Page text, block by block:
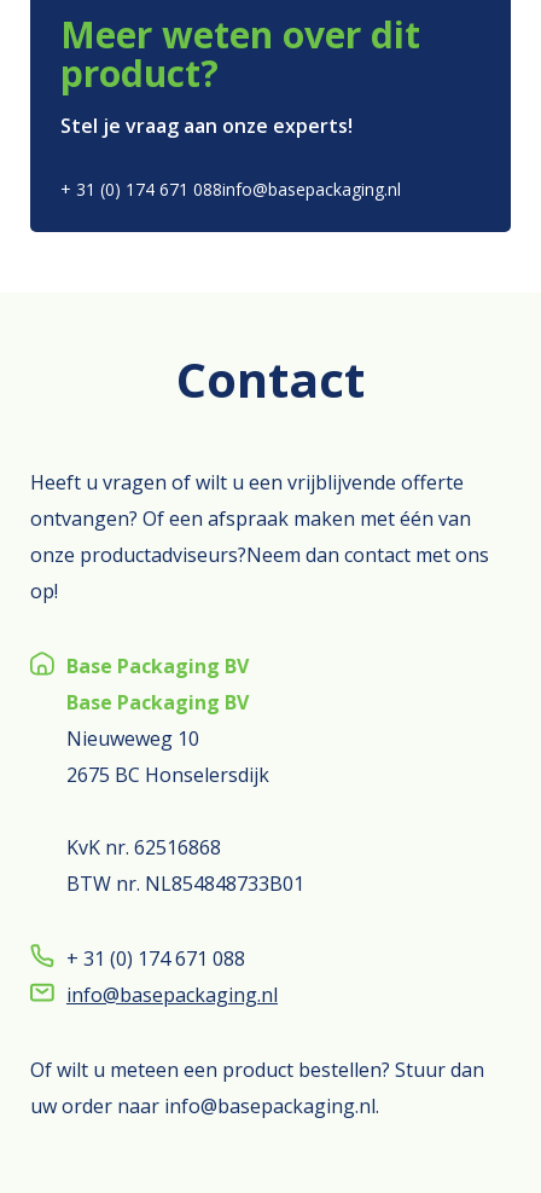
Meer weten over dit
product?
Stel je vraag aan onze experts!
+ 31 (0) 174 671 088info@basepackaging.nl
Contact
Heeft u vragen of wilt u een vrijblijvende offerte
ontvangen? Of een afspraak maken met één van
onze productadviseurs?Neem dan contact met ons
op!
Base Packaging BV
Base Packaging BV
Nieuweweg 10
2675 BC Honselersdijk
KvK nr. 62516868
BTW nr. NL854848733B01
+ 31 (0) 174 671 088
info@basepackaging.nl
Of wilt u meteen een product bestellen? Stuur dan
uw order naar info@basepackaging.nl.